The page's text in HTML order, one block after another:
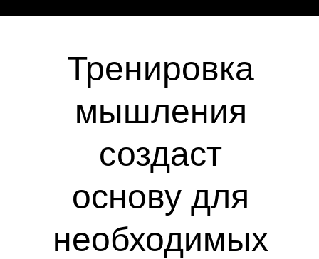
Тренировка
мышления
создаст
основу для
необходимых